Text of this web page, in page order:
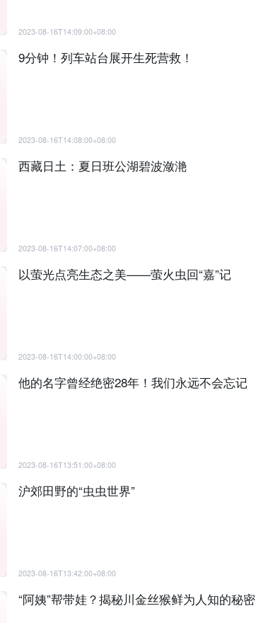
2023-08-16T14:09:00+08:00
9分钟！列车站台展开生死营救！
2023-08-16T14:08:00+08:00
西藏日土：夏日班公湖碧波潋滟
2023-08-16T14:07:00+08:00
以萤光点亮生态之美——萤火虫回“嘉”记
2023-08-16T14:00:00+08:00
他的名字曾经绝密28年！我们永远不会忘记
2023-08-16T13:51:00+08:00
沪郊田野的“虫虫世界”
2023-08-16T13:42:00+08:00
“阿姨”帮带娃？揭秘川金丝猴鲜为人知的秘密